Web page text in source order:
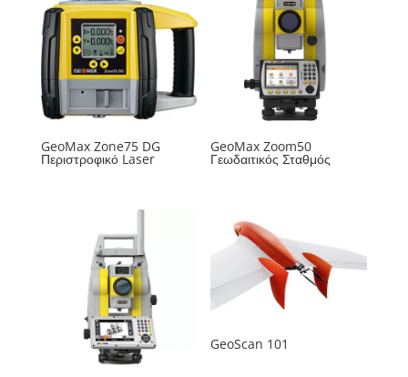
GeoMax Zone75 DG
Περιστροφικό Laser
GeoMax Zoom50
Γεωδαιτικός Σταθμός
GeoScan 101